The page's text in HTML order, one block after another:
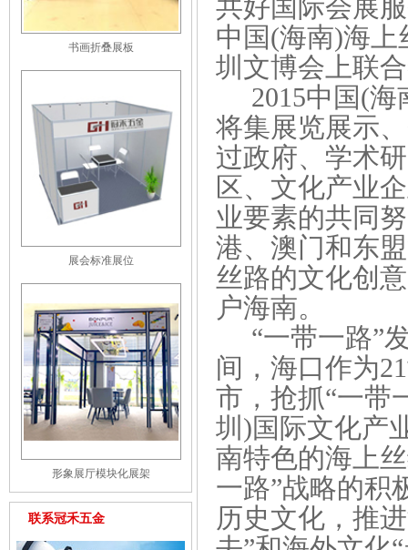
共好国际会展
中国(海南)海
圳文博会上联
2015中国(海
将集展览展示
过政府、学术
区、文化产业
业要素的共同
港、澳门和东
丝路的文化创
户海南。
“一带一路”
间，海口作为
市，抢抓“一带
圳)国际文化产
南特色的海上
一路”战略的积
历史文化，推
书画折叠展板
展会标准展位
形象展厅模块化展架
联系冠禾五金